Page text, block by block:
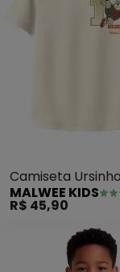
Camiseta Ursinho
Jogador (Off
MALWEE KIDS
R$ 45,90